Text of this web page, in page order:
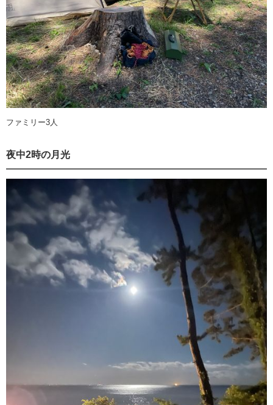
ファミリー3人
夜中2時の月光